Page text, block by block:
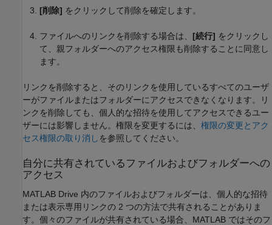
[削除] をクリックして削除を確定します。
ファイルへのリンクを削除する場合は、 [続行] をクリックし
て、親フォルダーへのアクセス権限も削除することに同意し
ます。
リンクを削除すると、そのリンクを使用しているすべてのユーザ
ーがファイルまたはフォルダーにアクセスできなくなります。リ
ンクを削除しても、個人的な招待を使用してアクセスできるユー
ザーには影響しません。権限を変更するには、 権限の変更とアク
セス権限の取り消し を参照してください。
自分に共有されているファイルおよびフォルダーへの
アクセス
MATLAB Drive 内のファイルおよびフォルダーは、個人的な招待
または表示専用リンクの 2 つの方法で共有されることがありま
す。個々のファイルが共有されている場合、MATLAB ではそのフ